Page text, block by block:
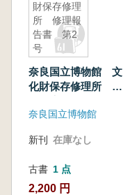
財保存修理
所 修理報
告書 第2
号
奈良国立博物館 文
化財保存修理所 修
奈良国立博物館
新刊 在庫なし
古書 1 点
2,200 円